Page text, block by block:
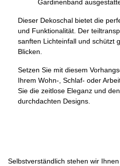
Gardinenband
Dieser Dekoschal bietet die
und Funktionalität. Der
sanften Lichteinfall und schützt
Blicken.
Setzen Sie mit diesem
Ihrem Wohn-, Schlaf- oder
Sie die zeitlose Eleganz und
durchdachten Designs.
Selbstverständlich stehen wir